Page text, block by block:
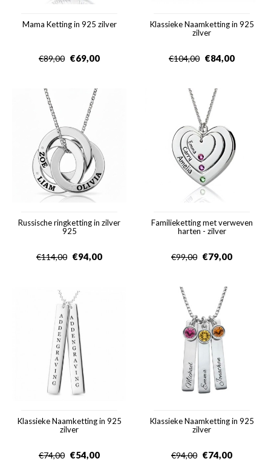
Mama Ketting in 925 zilver
€89,00 €69,00
Klassieke Naamketting in 925
zilver
€104,00 €84,00
Russische ringketting in zilver
925
€114,00 €94,00
Familieketting met verweven
harten - zilver
€99,00 €79,00
Klassieke Naamketting in 925
zilver
€74,00 €54,00
Klassieke Naamketting in 925
zilver
€94,00 €74,00